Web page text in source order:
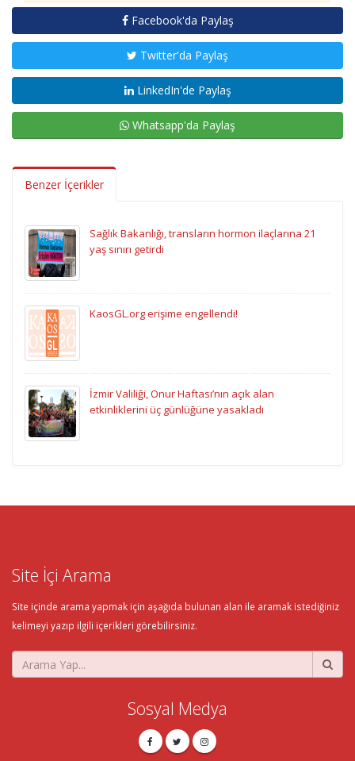
Facebook'da Paylaş
Twitter'da Paylaş
LinkedIn'de Paylaş
Whatsapp'da Paylaş
Benzer İçerikler
Sağlık Bakanlığı, transların hormon ilaçlarına 21
yaş sınırı getirdi
KaosGL.org erişime engellendi!
İzmir Valiliği, Onur Haftası’nın açık alan
etkinliklerini üç günlüğüne yasakladı
Site İçi Arama
Site içinde arama yapmak için aşağıda bulunan alan ile aramak istediğiniz
kelimeyi yazıp ilgili içerikleri görebilirsiniz.
Sosyal Medya